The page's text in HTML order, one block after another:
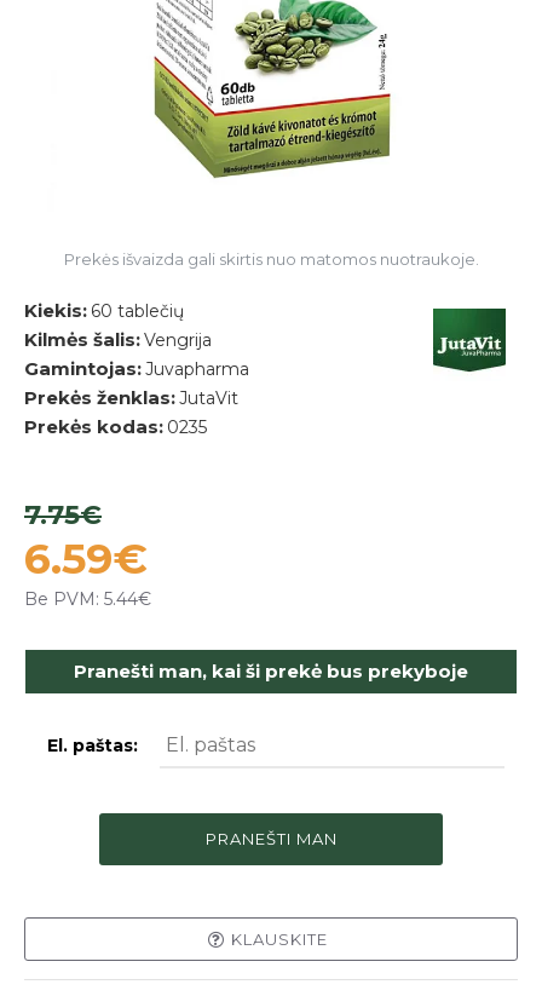
Prekės išvaizda gali skirtis nuo matomos nuotraukoje.
Kiekis: 60 tablečių
Kilmės šalis:Vengrija
Gamintojas:Juvapharma
Prekės ženklas:JutaVit
Prekės kodas: 0235
6.59€
7.75€
Be PVM: 5.44€
Pranešti man, kai ši prekė bus prekyboje
El. paštas:
PRANEŠTI MAN
KLAUSKITE